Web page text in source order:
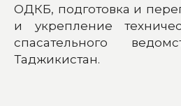
ОДКБ, подготовка и
и укрепление
спасательного
Таджикистан.